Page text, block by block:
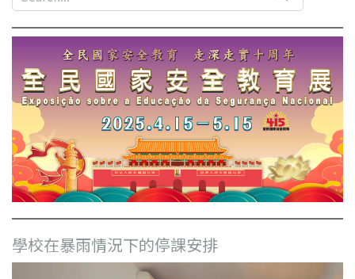
學校在暴雨情況下的停課安排